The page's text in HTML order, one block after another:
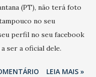
(PT), não terá foto
no seu
perfil no seu facebook
ser a oficial dele.
LEIA MAIS »